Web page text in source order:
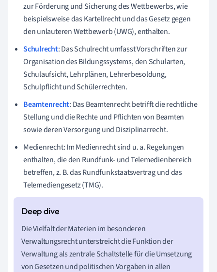
zur Förderung und Sicherung des Wettbewerbs, wie
beispielsweise das Kartellrecht und das Gesetz gegen
den unlauteren Wettbewerb (UWG), enthalten.
Schulrecht: Das Schulrecht umfasst Vorschriften zur
Organisation des Bildungssystems, den Schularten,
Schulaufsicht, Lehrplänen, Lehrerbesoldung,
Schulpflicht und Schülerrechten.
Beamtenrecht: Das Beamtenrecht betrifft die rechtliche
Stellung und die Rechte und Pflichten von Beamten
sowie deren Versorgung und Disziplinarrecht.
Medienrecht: Im Medienrecht sind u. a. Regelungen
enthalten, die den Rundfunk- und Telemedienbereich
betreffen, z. B. das Rundfunkstaatsvertrag und das
Telemediengesetz (TMG).
Die Vielfalt der Materien im besonderen
Verwaltungsrecht unterstreicht die Funktion der
Verwaltung als zentrale Schaltstelle für die Umsetzung
von Gesetzen und politischen Vorgaben in allen